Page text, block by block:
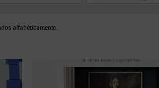
alfabéticamente.